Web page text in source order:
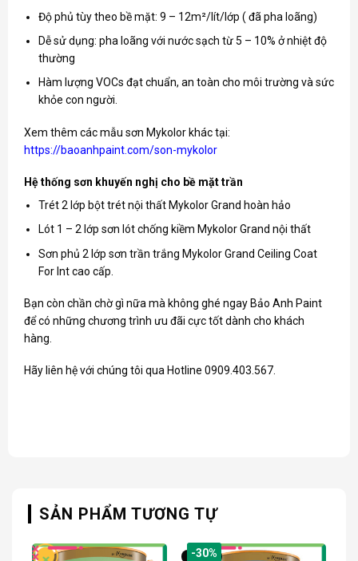
Độ phủ tùy theo bề mặt: 9 – 12m²/lít/lớp ( đã pha loãng)
Dễ sử dụng: pha loãng với nước sạch từ 5 – 10% ở nhiệt độ
thường
Hàm lượng VOCs đạt chuẩn, an toàn cho môi trường và sức
khỏe con người.
Xem thêm các mẫu sơn Mykolor khác tại:
https://baoanhpaint.com/son-mykolor
Hệ thống sơn khuyến nghị cho bề mặt trần
Trét 2 lớp bột trét nội thất Mykolor Grand hoàn hảo
Lót 1 – 2 lớp sơn lót chống kiềm Mykolor Grand nội thất
Sơn phủ 2 lớp sơn trần trắng Mykolor Grand Ceiling Coat
For Int cao cấp.
Bạn còn chần chờ gì nữa mà không ghé ngay Bảo Anh Paint
để có những chương trình ưu đãi cực tốt dành cho khách
hàng.
Hãy liên hệ với chúng tôi qua Hotline 0909.403.567.
SẢN PHẨM TƯƠNG TỰ
-30%